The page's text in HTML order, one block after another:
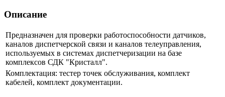
Описание
Предназначен для проверки работоспособности датчиков,
каналов диспетчерской связи и каналов телеуправления,
используемых в системах диспетчеризации на базе
комплексов СДК "Кристалл".
Комплектация: тестер точек обслуживания, комплект
кабелей, комплект документации.